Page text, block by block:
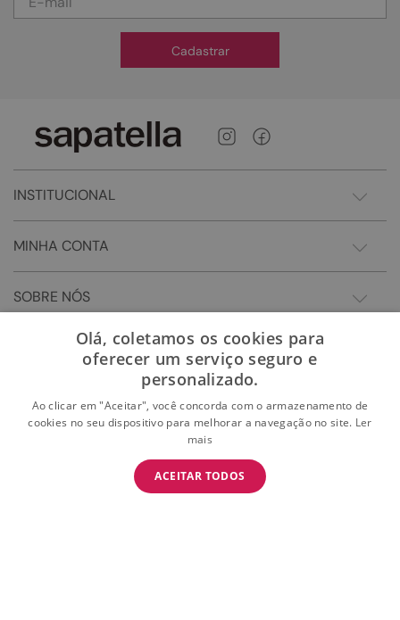
BAIXE O APP
E garanta 15% OFF na primeira compra
Cadastrar
INSTITUCIONAL
MINHA CONTA
SOBRE NÓS
Olá, coletamos os cookies para
oferecer um serviço seguro e
personalizado.
Ao clicar em "Aceitar", você concorda com o armazenamento de
cookies no seu dispositivo para melhorar a navegação no site. Ler
mais
ACEITAR TODOS